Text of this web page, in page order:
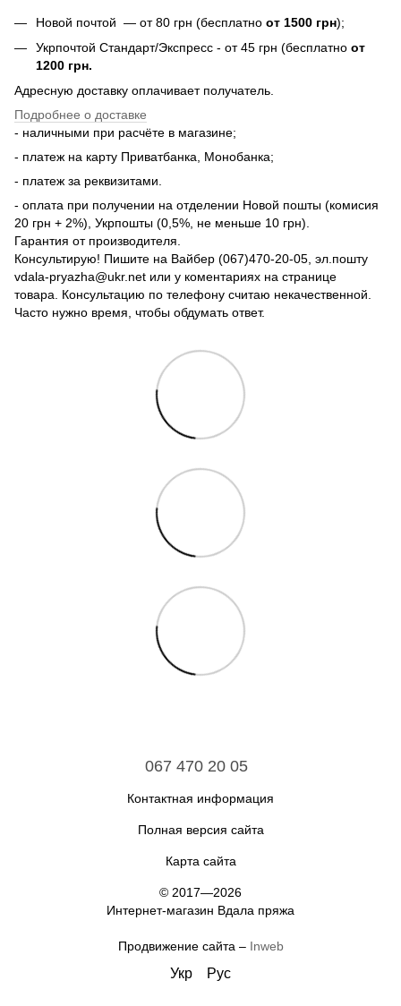
Новой почтой — от 80 грн (бесплатно от 1500 грн);
Укрпочтой Стандарт/Экспресс - от 45 грн (бесплатно от
1200 грн.
Адресную доставку оплачивает получатель.
Подробнее о доставке
- наличными при расчёте в магазине;
- платеж на карту Приватбанка, Монобанка;
- платеж за реквизитами.
- оплата при получении на отделении Новой пошты (комисия
20 грн + 2%), Укрпошты (0,5%, не меньше 10 грн).
Гарантия от производителя.
Консультирую! Пишите на Вайбер (067)470-20-05, эл.пошту
vdala-pryazha@ukr.net или у коментариях на странице
товара. Консультацию по телефону считаю некачественной.
Часто нужно время, чтобы обдумать ответ.
067 470 20 05
Контактная информация
Полная версия сайта
Карта сайта
© 2017—2026
Интернет-магазин Вдала пряжа
Продвижение сайта – Inweb
Укр Рус